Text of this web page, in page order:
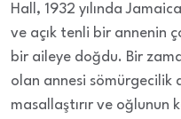
Hall, 1932 yılında
ve açık tenli bir annenin
bir aileye doğdu. Bir
olan annesi sömürgecilik
masallaştırır ve oğlunun